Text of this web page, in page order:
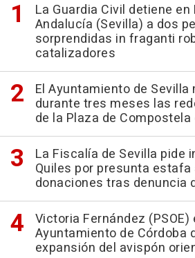
La Guardia Civil detiene
Andalucía (Sevilla) a dos
sorprendidas in fraganti
catalizadores
El Ayuntamiento de Sevilla
durante tres meses las
de la Plaza de Compostela
La Fiscalía de Sevilla pide
Quiles por presunta
donaciones tras denuncia
Victoria Fernández
Ayuntamiento de Córdoba
expansión del avispón